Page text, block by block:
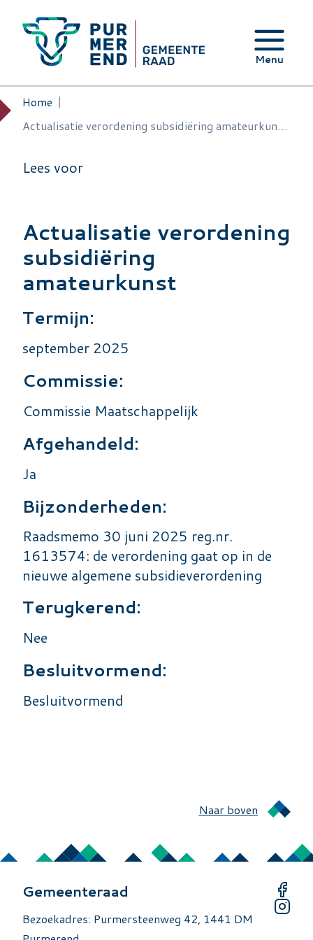
Menu
Kruimelpad
Home
Lees voor
Actualisatie verordening
subsidiëring
amateurkunst
Termijn:
september 2025
Commissie:
Commissie Maatschappelijk
Afgehandeld:
Ja
Bijzonderheden:
Raadsmemo 30 juni 2025 reg.nr.
1613574: de verordening gaat op in de
nieuwe algemene subsidieverordening
Terugkerend:
Nee
Besluitvormend:
Besluitvormend
Naar boven
Gemeenteraad
Bezoekadres: Purmersteenweg 42, 1441 DM